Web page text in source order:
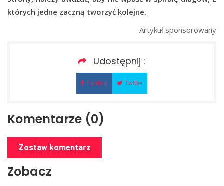
których jedne zaczną tworzyć kolejne.
Artykuł sponsorowany
Udostępnij :
Facebok Twitter
Komentarze (0)
Zostaw komentarz
Zobacz